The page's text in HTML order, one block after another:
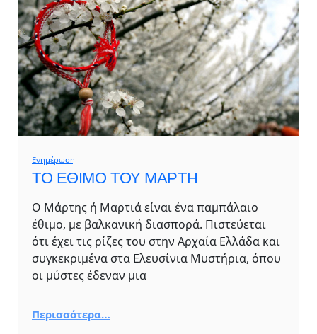
Ενημέρωση
ΤΟ ΕΘΙΜΟ ΤΟΥ ΜΑΡΤΗ
Ο Μάρτης ή Μαρτιά είναι ένα παμπάλαιο
έθιμο, με βαλκανική διασπορά. Πιστεύεται
ότι έχει τις ρίζες του στην Αρχαία Ελλάδα και
συγκεκριμένα στα Ελευσίνια Μυστήρια, όπου
οι μύστες έδεναν μια
Περισσότερα…